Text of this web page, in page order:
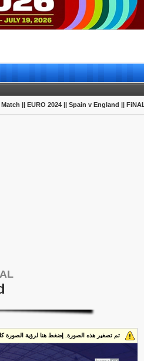
Match || EURO 2024 || Spain v England ||
تم تصغير هذه الصورة. إضغط هنا لرؤية الصورة كاملة.